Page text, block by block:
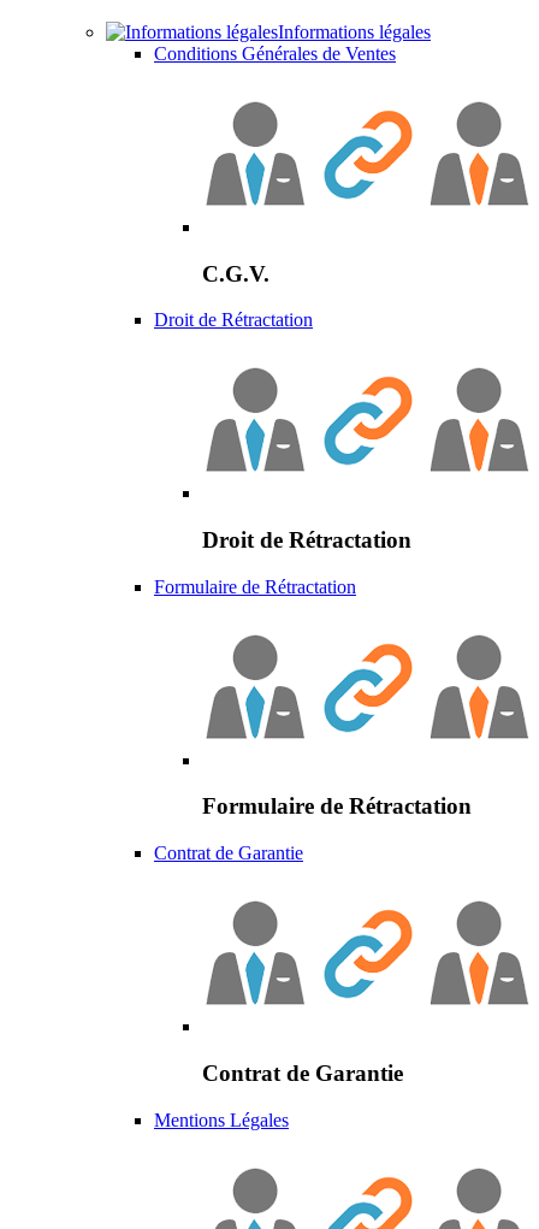
Informations légales
Conditions Générales de Ventes
C.G.V.
Droit de Rétractation
Droit de Rétractation
Formulaire de Rétractation
Formulaire de Rétractation
Contrat de Garantie
Contrat de Garantie
Mentions Légales